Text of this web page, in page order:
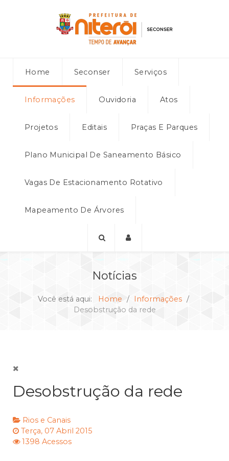
Home Seconser Serviços
Informações Ouvidoria Atos
Projetos Editais Praças E Parques
Plano Municipal De Saneamento Básico
Vagas De Estacionamento Rotativo
Mapeamento De Árvores
Notícias
Você está aqui: Home
Informações
Desobstrução da rede
Desobstrução da rede
Rios e Canais
Terça, 07 Abril 2015
1398 Acessos